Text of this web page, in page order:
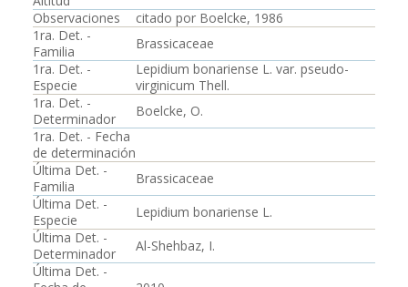
Observaciones
citado por Boelcke, 1986
1ra. Det. -
Familia
Brassicaceae
1ra. Det. -
Especie
Lepidium bonariense L. var. pseudo-
virginicum Thell.
1ra. Det. -
Determinador
Boelcke, O.
1ra. Det. - Fecha
de determinación
Última Det. -
Familia
Brassicaceae
Última Det. -
Especie
Lepidium bonariense L.
Última Det. -
Determinador
Al-Shehbaz, I.
Última Det. -